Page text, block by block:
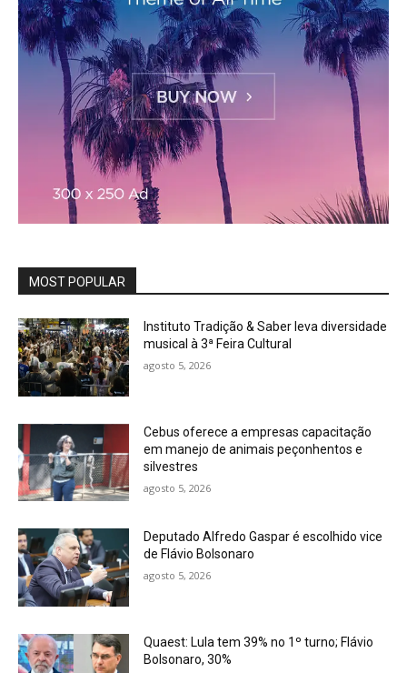
MOST POPULAR
Instituto Tradição & Saber leva diversidade
musical à 3ª Feira Cultural
agosto 5, 2026
Cebus oferece a empresas capacitação
em manejo de animais peçonhentos e
silvestres
agosto 5, 2026
Deputado Alfredo Gaspar é escolhido vice
de Flávio Bolsonaro
agosto 5, 2026
Quaest: Lula tem 39% no 1º turno; Flávio
Bolsonaro, 30%